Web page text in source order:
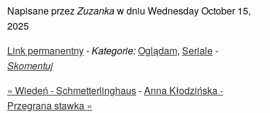
Napisane przezZuzankaw dniu Wednesday October 15,
2025
Link permanentny-Kategorie:Oglądam, Seriale-
Skomentuj
« Wiedeń - Schmetterlinghaus-Anna Kłodzińska -
Przegrana stawka »